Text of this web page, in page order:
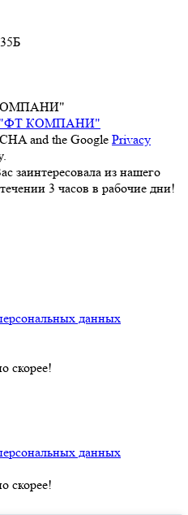
"ФТ КОМПАНИ"
and the Google Privacy
заинтересовала из нашего
3 часов в рабочие дни!
данных
скорее!
данных
скорее!